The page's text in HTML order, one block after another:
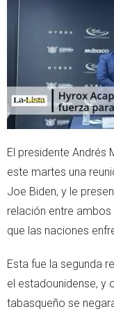
r
El presidente Andrés
este martes una
Joe Biden, y le
relación entre
que las naciones
Esta fue la segunda
el estadounidense, y
tabasqueño se